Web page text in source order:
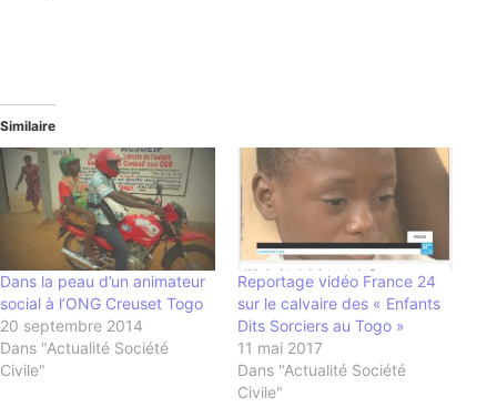
Similaire
Dans la peau d’un animateur
social à l’ONG Creuset Togo
20 septembre 2014
Dans "Actualité Société
Civile"
Reportage vidéo France 24
sur le calvaire des « Enfants
Dits Sorciers au Togo »
11 mai 2017
Dans "Actualité Société
Civile"